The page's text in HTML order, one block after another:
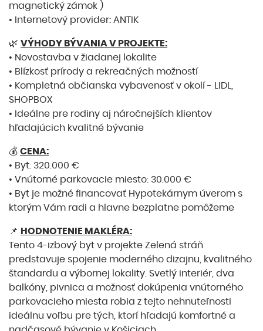
magnetický zámok )
• Internetový provider: ANTIK
🌿 VÝHODY BÝVANIA V PROJEKTE:
• Novostavba v žiadanej lokalite
• Blízkosť prírody a rekreačných možností
• Kompletná občianska vybavenosť v okolí - LIDL,
SHOPBOX
• Ideálne pre rodiny aj náročnejších klientov
hľadajúcich kvalitné bývanie
💰 CENA:
• Byt: 320.000 €
• Vnútorné parkovacie miesto: 30.000 €
• Byt je možné financovať Hypotekárnym úverom s
ktorým Vám radi a hlavne bezplatne pomôžeme
📌 HODNOTENIE MAKLÉRA:
Tento 4-izbový byt v projekte Zelená stráň
predstavuje spojenie moderného dizajnu, kvalitného
štandardu a výbornej lokality. Svetlý interiér, dva
balkóny, pivnica a možnosť dokúpenia vnútorného
parkovacieho miesta robia z tejto nehnuteľnosti
ideálnu voľbu pre tých, ktorí hľadajú komfortné a